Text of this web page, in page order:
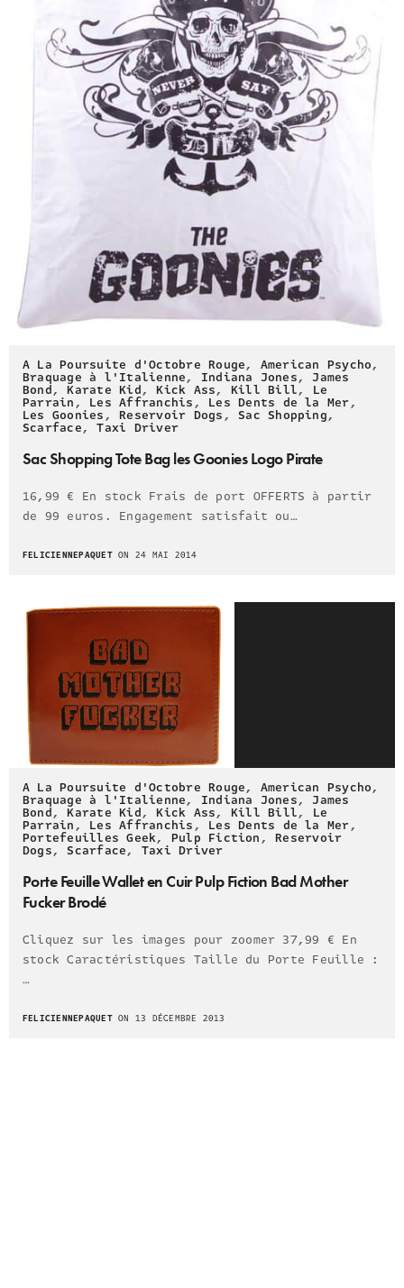
A La Poursuite d'Octobre Rouge, American Psycho,
Braquage à l'Italienne, Indiana Jones, James
Bond,Karate Kid,Kick Ass, Kill Bill, Le
Parrain, Les Affranchis, Les Dents de la Mer,
Les Goonies,Reservoir Dogs,Sac Shopping,
Scarface,Taxi Driver
Sac Shopping Tote Bag les Goonies Logo Pirate
16,99 € En stock Frais de port OFFERTS à partir
de 99 euros. Engagement satisfait ou…
FELICIENNEPAQUETON 24 MAI 2014
A La Poursuite d'Octobre Rouge, American Psycho,
Braquage à l'Italienne, Indiana Jones, James
Bond,Karate Kid,Kick Ass, Kill Bill, Le
Parrain, Les Affranchis, Les Dents de la Mer,
Portefeuilles Geek, Pulp Fiction,Reservoir
Dogs,Scarface, Taxi Driver
Porte Feuille Wallet en Cuir Pulp Fiction Bad Mother
Fucker Brodé
Cliquez sur les images pour zoomer 37,99 € En
stock Caractéristiques Taille du Porte Feuille :
…
FELICIENNEPAQUETON 13 DÉCEMBRE 2013